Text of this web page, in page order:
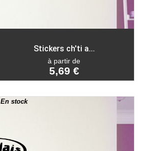
Stickers ch'ti a...
à partir de
5,69 €
En stock